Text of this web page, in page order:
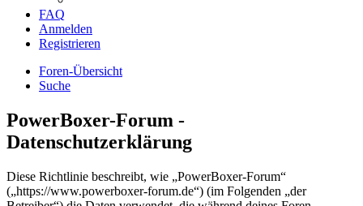
FAQ
Anmelden
Registrieren
Foren-Übersicht
Suche
PowerBoxer-Forum -
Datenschutzerklärung
Diese Richtlinie beschreibt, wie „PowerBoxer-Forum“
(„https://www.powerboxer-forum.de“) (im Folgenden „der